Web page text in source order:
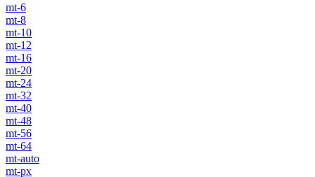
mt-6
mt-8
mt-10
mt-12
mt-16
mt-20
mt-24
mt-32
mt-40
mt-48
mt-56
mt-64
mt-auto
mt-px